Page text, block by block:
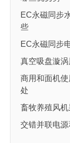
EC永磁同步
些
EC永磁同步
真空吸盘漩
商用和面机
处
畜牧养殖风
交错并联电